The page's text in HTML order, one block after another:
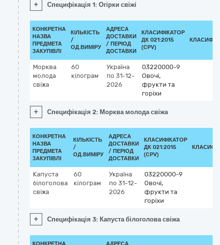
+ Специфікація 1: Огірки свіжі
КОНКРЕТНА
НАЗВА
ПРЕДМЕТА
ЗАКУПІВЛІ
КІЛЬКІСТЬ
/
ОД.ВИМІРУ
АДРЕСА
ДОСТАВКИ
/ ПЕРІОД
ДОСТАВКИ
КЛАСИФІКАТОР
ДК 021:2015
(CPV)
Морква
молода
свіжа
60
кілограм
Україна
по 31-12-
2026
03220000-9
Овочі,
фрукти та
горіхи
+ Специфікація 2: Морква молода свіжа
КОНКРЕТНА
НАЗВА
ПРЕДМЕТА
ЗАКУПІВЛІ
КІЛЬКІСТЬ
/
ОД.ВИМІРУ
АДРЕСА
ДОСТАВКИ
/ ПЕРІОД
ДОСТАВКИ
КЛАСИФІКАТОР
ДК 021:2015
(CPV)
Капуста
білоголова
свіжа
60
кілограм
Україна
по 31-12-
2026
03220000-9
Овочі,
фрукти та
горіхи
+ Специфікація 3: Капуста білоголова свіжа